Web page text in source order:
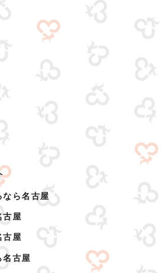
なら名古屋
古屋
古屋
名古屋